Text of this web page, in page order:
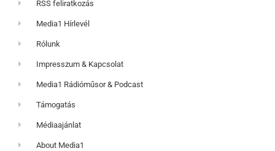
RSS feliratkozás
Media1 Hírlevél
Rólunk
Impresszum & Kapcsolat
Media1 Rádióműsor & Podcast
Támogatás
Médiaajánlat
About Media1